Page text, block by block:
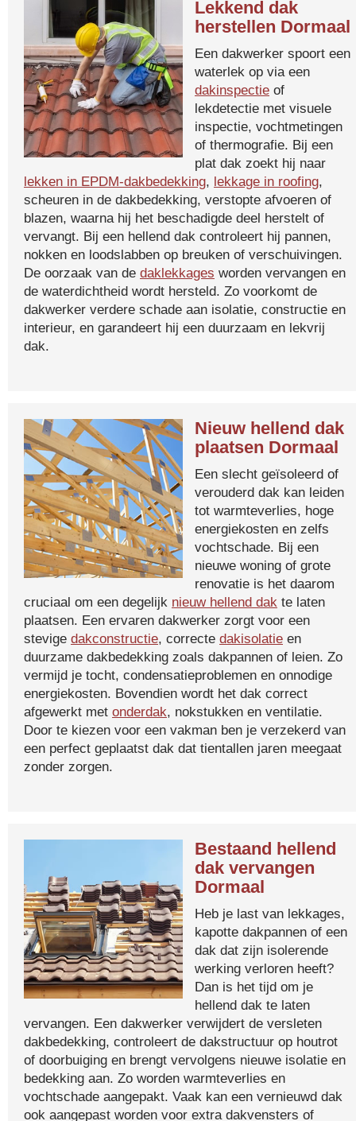
Lekkend dak
herstellen Dormaal
Een dakwerker spoort een
waterlek op via een
dakinspectie of
lekdetectie met visuele
inspectie, vochtmetingen
of thermografie. Bij een
plat dak zoekt hij naar
lekken in EPDM-dakbedekking, lekkage in roofing,
scheuren in de dakbedekking, verstopte afvoeren of
blazen, waarna hij het beschadigde deel herstelt of
vervangt. Bij een hellend dak controleert hij pannen,
nokken en loodslabben op breuken of verschuivingen.
De oorzaak van de daklekkages worden vervangen en
de waterdichtheid wordt hersteld. Zo voorkomt de
dakwerker verdere schade aan isolatie, constructie en
interieur, en garandeert hij een duurzaam en lekvrij
dak.
Nieuw hellend dak
plaatsen Dormaal
Een slecht geïsoleerd of
verouderd dak kan leiden
tot warmteverlies, hoge
energiekosten en zelfs
vochtschade. Bij een
nieuwe woning of grote
renovatie is het daarom
cruciaal om een degelijk nieuw hellend dak te laten
plaatsen. Een ervaren dakwerker zorgt voor een
stevige dakconstructie, correcte dakisolatie en
duurzame dakbedekking zoals dakpannen of leien. Zo
vermijd je tocht, condensatieproblemen en onnodige
energiekosten. Bovendien wordt het dak correct
afgewerkt met onderdak, nokstukken en ventilatie.
Door te kiezen voor een vakman ben je verzekerd van
een perfect geplaatst dak dat tientallen jaren meegaat
zonder zorgen.
Bestaand hellend
dak vervangen
Dormaal
Heb je last van lekkages,
kapotte dakpannen of een
dak dat zijn isolerende
werking verloren heeft?
Dan is het tijd om je
hellend dak te laten
vervangen. Een dakwerker verwijdert de versleten
dakbedekking, controleert de dakstructuur op houtrot
of doorbuiging en brengt vervolgens nieuwe isolatie en
bedekking aan. Zo worden warmteverlies en
vochtschade aangepakt. Vaak kan een vernieuwd dak
ook aangepast worden voor extra dakvensters of